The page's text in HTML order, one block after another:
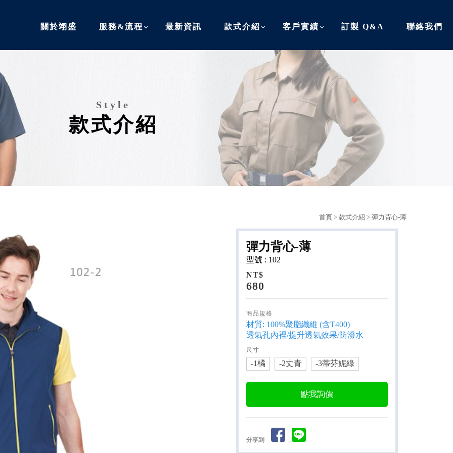
關於翊盛 服務&流程 最新資訊 款式介紹 客戶實績 訂製 Q&A 聯絡我們
款式介紹
首頁 > 款式介紹 > 彈力背心-薄
彈力背心-薄
型號 : 102
NT$
680
商品規格
材質: 100%聚脂纖維 (含T400)
透氣孔內裡/提升透氣效果/防潑水
尺寸
-1橘 -2丈青 -3蒂芬妮綠
點我詢價
分享到